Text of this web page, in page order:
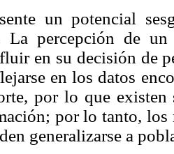
un potencial
La percepción de
en su decisión de
en los datos
por lo que
por lo tanto, los
generalizarse a